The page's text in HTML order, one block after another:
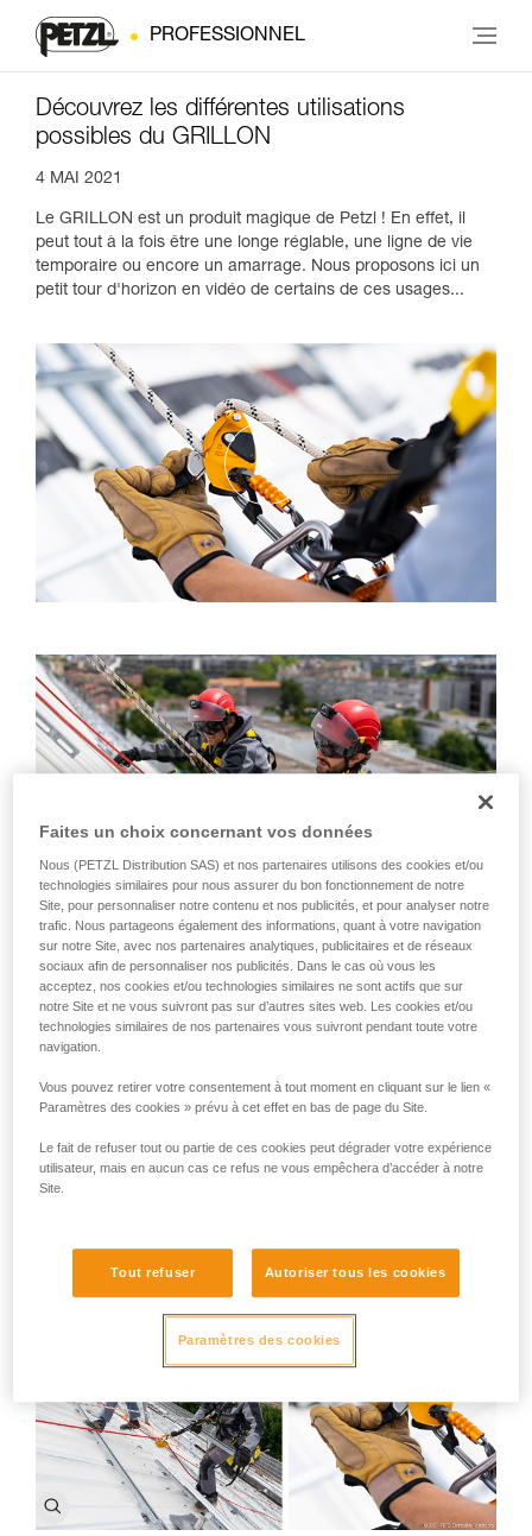
PROFESSIONNEL
Découvrez les différentes utilisations
possibles du GRILLON
4 MAI 2021
Le GRILLON est un produit magique de Petzl ! En effet, il
peut tout à la fois être une longe réglable, une ligne de vie
temporaire ou encore un amarrage. Nous proposons ici un
petit tour d'horizon en vidéo de certains de ces usages...
Un produit, des usages
Composé basiquement d'une corde avec terminaisons
cousue et d'un système de réglage mécanique, le GRILLON
choisie et le besoin de l'utilisateur. C'est d'abord une longe
du harnais ou à simple sur le point d'attache ventral. Ainsi
utilisé en longe, le GRILLON permet d'ajuster précisément et
très facilement la longueur nécessaire, en fonction des
Faites un choix concernant vos données
Nous (PETZL Distribution SAS) et nos partenaires utilisons des cookies et/ou
technologies similaires pour nous assurer du bon fonctionnement de notre
Site, pour personnaliser notre contenu et nos publicités, et pour analyser notre
trafic. Nous partageons également des informations, quant à votre navigation
sur notre Site, avec nos partenaires analytiques, publicitaires et de réseaux
sociaux afin de personnaliser nos publicités. Dans le cas où vous les
acceptez, nos cookies et/ou technologies similaires ne sont actifs que sur
notre Site et ne vous suivront pas sur d’autres sites web. Les cookies et/ou
technologies similaires de nos partenaires vous suivront pendant toute votre
navigation.
Vous pouvez retirer votre consentement à tout moment en cliquant sur le lien «
Paramètres des cookies » prévu à cet effet en bas de page du Site.
Le fait de refuser tout ou partie de ces cookies peut dégrader votre expérience
utilisateur, mais en aucun cas ce refus ne vous empêchera d’accéder à notre
Site.
Tout refuser Autoriser tous les cookies
Paramètres des cookies